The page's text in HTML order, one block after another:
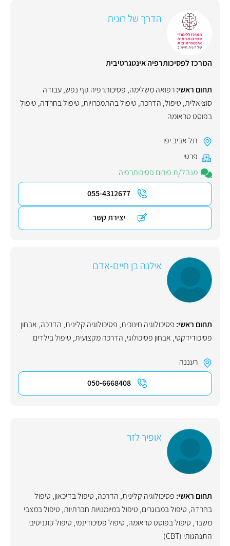
הדרך של רונית
המרכז לפסיכותרפיה אינטגרטיבית
תחום ראשי:רפואה משלימה, פסיכותרפיה גוף נפש,עבודה
סוציאלית, טיפול, הדרכה, טיפול בהתמכרויות, טיפול בחרדה, טיפול
בפוסט טראומה
תל אביב יפו
פרטי
מנהל/ת פורום פסיכותרפיה
055-4312677
יצירת קשר
אילנה בן חיים-אדם
תחום ראשי: פסיכולוגיה חינוכית, פסיכולוגיה קלינית, הדרכה, אבחון
פסיכודידקטי, אבחון פסיכולוגי, הדרכה מקצועית, טיפול בילדים
רעננה
050-6668408
אופיר לזר
תחום ראשי: פסיכולוגיה קלינית, הדרכה, טיפול בדיכאון, טיפול
בחרדה, טיפול במבוגרים, טיפול במיומנויות חברתיות, טיפול במצבי
משבר, טיפול בפוסט טראומה, טיפול פסיכודינמי, טיפול קוגניטיבי
התנהגותי (CBT)